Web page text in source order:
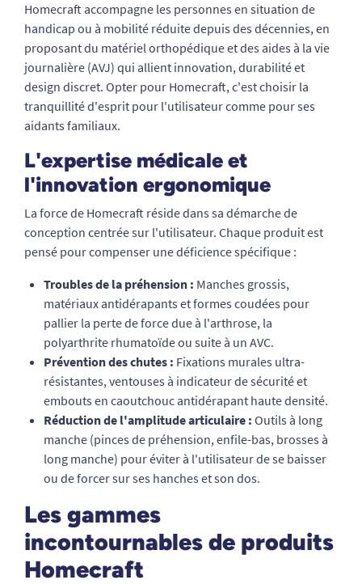
Homecraft accompagne les personnes en situation de
handicap ou à mobilité réduite depuis des décennies, en
proposant du matériel orthopédique et des aides à la vie
journalière (AVJ) qui allient innovation, durabilité et
design discret. Opter pour Homecraft, c'est choisir la
tranquillité d'esprit pour l'utilisateur comme pour ses
aidants familiaux.
L'expertise médicale et
l'innovation ergonomique
La force de Homecraft réside dans sa démarche de
conception centrée sur l'utilisateur. Chaque produit est
pensé pour compenser une déficience spécifique :
Troubles de la préhension : Manches grossis,
matériaux antidérapants et formes coudées pour
pallier la perte de force due à l'arthrose, la
polyarthrite rhumatoïde ou suite à un AVC.
Prévention des chutes : Fixations murales ultra-
résistantes, ventouses à indicateur de sécurité et
embouts en caoutchouc antidérapant haute densité.
Réduction de l'amplitude articulaire : Outils à long
manche (pinces de préhension, enfile-bas, brosses à
long manche) pour éviter à l'utilisateur de se baisser
ou de forcer sur ses hanches et son dos.
Les gammes
incontournables de produits
Homecraft